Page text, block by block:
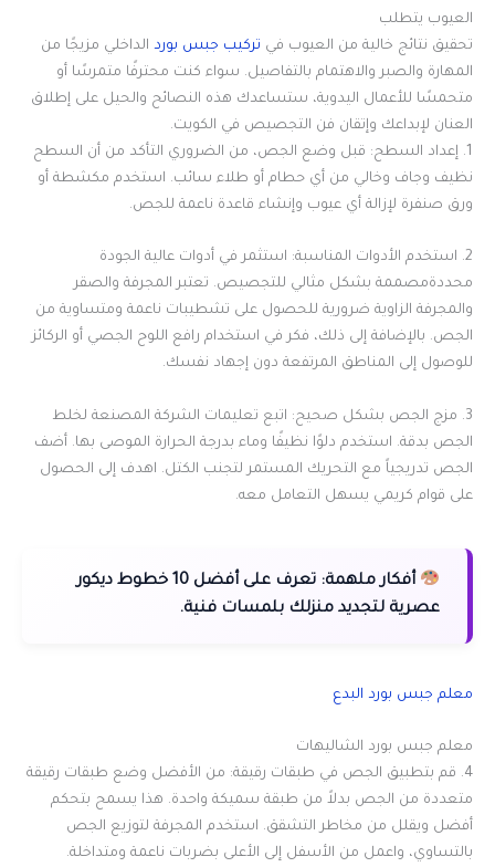
العيوب يتطلب
تحقيق نتائج خالية من العيوب في تركيب جبس بورد الداخلي مزيجًا من
المهارة والصبر والاهتمام بالتفاصيل. سواء كنت محترفًا متمرسًا أو
متحمسًا للأعمال اليدوية، ستساعدك هذه النصائح والحيل على إطلاق
العنان لإبداعك وإتقان فن التجصيص في الكويت.
1. إعداد السطح: قبل وضع الجص، من الضروري التأكد من أن السطح
نظيف وجاف وخالي من أي حطام أو طلاء سائب. استخدم مكشطة أو
ورق صنفرة لإزالة أي عيوب وإنشاء قاعدة ناعمة للجص.
2. استخدم الأدوات المناسبة: استثمر في أدوات عالية الجودة
محددةمصممة بشكل مثالي للتجصيص. تعتبر المجرفة والصقر
والمجرفة الزاوية ضرورية للحصول على تشطيبات ناعمة ومتساوية من
الجص. بالإضافة إلى ذلك، فكر في استخدام رافع اللوح الجصي أو الركائز
للوصول إلى المناطق المرتفعة دون إجهاد نفسك.
3. مزج الجص بشكل صحيح: اتبع تعليمات الشركة المصنعة لخلط
الجص بدقة. استخدم دلوًا نظيفًا وماء بدرجة الحرارة الموصى بها. أضف
الجص تدريجياً مع التحريك المستمر لتجنب الكتل. اهدف إلى الحصول
على قوام كريمي يسهل التعامل معه.
أفكار ملهمة:
تعرف على أفضل 10 خطوط ديكور
عصرية لتجديد منزلك بلمسات فنية.
معلم جبس بورد البدع
معلم جبس بورد الشاليهات
4. قم بتطبيق الجص في طبقات رقيقة: من الأفضل وضع طبقات رقيقة
متعددة من الجص بدلاً من طبقة سميكة واحدة. هذا يسمح بتحكم
أفضل ويقلل من مخاطر التشقق. استخدم المجرفة لتوزيع الجص
بالتساوي، واعمل من الأسفل إلى الأعلى بضربات ناعمة ومتداخلة.